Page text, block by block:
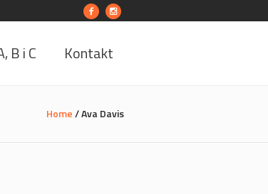
B i C Kontakt
Home/Ava Davis